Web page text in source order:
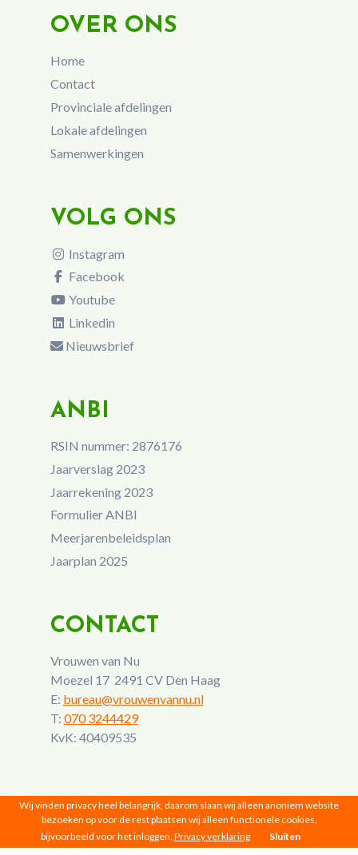
OVER ONS
Home
Contact
Provinciale afdelingen
Lokale afdelingen
Samenwerkingen
VOLG ONS
Instagram
Facebook
Youtube
Linkedin
Nieuwsbrief
ANBI
RSIN nummer: 2876176
Jaarverslag 2023
Jaarrekening 2023
Formulier ANBI
Meerjarenbeleidsplan
Jaarplan 2025
CONTACT
Vrouwen van Nu
Moezel 17 2491 CV Den Haag
E: bureau@vrouwenvannu.nl
T: 070 3244429
KvK: 40409535
Vrouwen van Nu © 2026 |Privacy|Disclaimer
Wij vinden privacy heel belangrijk, daarom slaan wij alleen anoniem website
bezoeken op voor de rest plaatsen wij alleen functionele cookies,
bijvoorbeeld voor het inloggen. Privacy verklaring Sluiten